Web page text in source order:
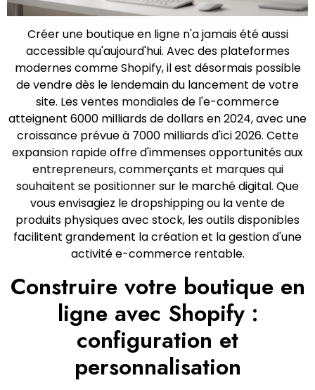
Créer une boutique en ligne n'a jamais été aussi
accessible qu'aujourd'hui. Avec des plateformes
modernes comme Shopify, il est désormais possible
de vendre dès le lendemain du lancement de votre
site. Les ventes mondiales de l'e-commerce
atteignent 6000 milliards de dollars en 2024, avec une
croissance prévue à 7000 milliards d'ici 2026. Cette
expansion rapide offre d'immenses opportunités aux
entrepreneurs, commerçants et marques qui
souhaitent se positionner sur le marché digital. Que
vous envisagiez le dropshipping ou la vente de
produits physiques avec stock, les outils disponibles
facilitent grandement la création et la gestion d'une
activité e-commerce rentable.
Construire votre boutique en
ligne avec Shopify :
configuration et
personnalisation